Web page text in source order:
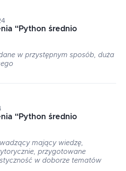
“Python średnio
w przystępnym sposób, duża
“Python średnio
mający wiedzę,
przygotowane
w doborze tematów